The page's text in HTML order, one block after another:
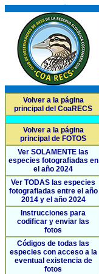
Volver a la página
principal del CoaRECS
Volver a la página
principal de FOTOS
Ver SOLAMENTE las
especies fotografiadas en
el año 2024
Ver TODAS las especies
fotografiadas entre el año
2014 y el año 2024
Instrucciones para
codificar y enviar las
fotos
Códigos de todas las
especies con acceso a la
eventual existencia de
fotos